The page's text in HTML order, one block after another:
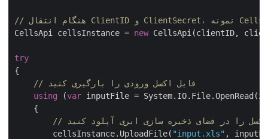
CellsApi cellsInstance = new CellsApi(clientID,
try
// فایل اکسل ورودی را بارگیری کنید
using (var inputFile =
    {
را در فضای ذخیره سازی ابری آپلود کنید
        cellsInstance.UploadFile(
"input.xls" ,